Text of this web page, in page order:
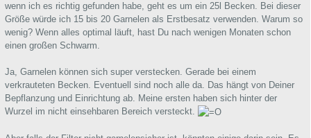
wenn ich es richtig gefunden habe, geht es um ein 25l Becken. Bei dieser
Größe würde ich 15 bis 20 Garnelen als Erstbesatz verwenden. Warum so
wenig? Wenn alles optimal läuft, hast Du nach wenigen Monaten schon
einen großen Schwarm.
Ja, Garnelen können sich super verstecken. Gerade bei einem
verkrauteten Becken. Eventuell sind noch alle da. Das hängt von Deiner
Bepflanzung und Einrichtung ab. Meine ersten haben sich hinter der
Wurzel im nicht einsehbaren Bereich versteckt.